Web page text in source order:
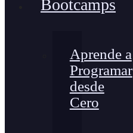
Bootcamps
Aprende a
Programar
desde
Cero